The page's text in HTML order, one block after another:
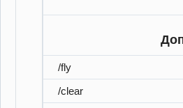
/fly
/clear